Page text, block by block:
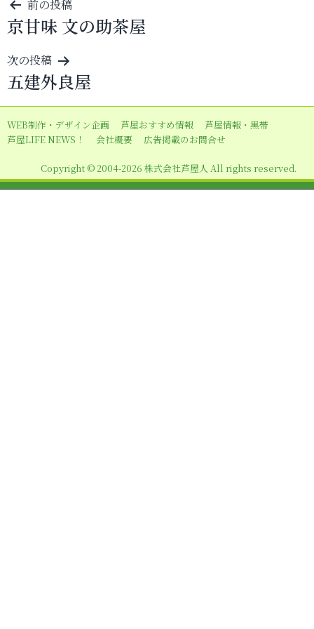
投
稿
ナ
ビ
ゲ
ー
シ
ン
前の投稿
京甘味 文の助茶屋
次の投稿
五建外良屋
WEB制作・デザイン企画 芦屋おすすめ情報
芦屋情報・黒帯
芦屋LIFE NEWS！
会社概要 広告掲載のお問合せ
Copyright © 2004-2026 株式会社芦屋人 All rights reserved.